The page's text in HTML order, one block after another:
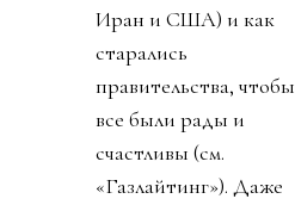
Иран и США) и как
старались
правительства, чтобы
все были рады и
счастливы (см.
«Газлайтинг»). Даже